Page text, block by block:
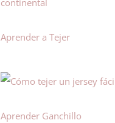
Aprender a Tejer
Aprender Ganchillo